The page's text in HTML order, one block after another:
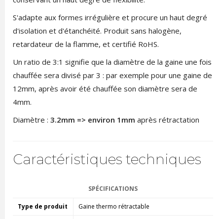
S'adapte aux formes irrégulière et procure un haut degré
d'isolation et d'étanchéité. Produit sans halogène,
retardateur de la flamme, et certifié RoHS.
Un ratio de 3:1 signifie que la diamètre de la gaine une fois
chauffée sera divisé par 3 : par exemple pour une gaine de
12mm, après avoir été chauffée son diamètre sera de
4mm.
Diamètre : 3.2mm => environ 1mm après rétractation
Caractéristiques techniques
SPÉCIFICATIONS
Type de produit Gaine thermo rétractable